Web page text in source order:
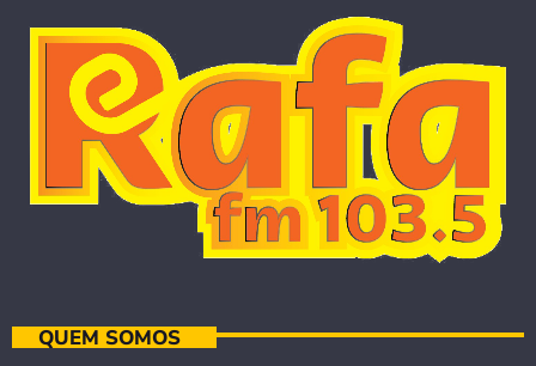
QUEM SOMOS